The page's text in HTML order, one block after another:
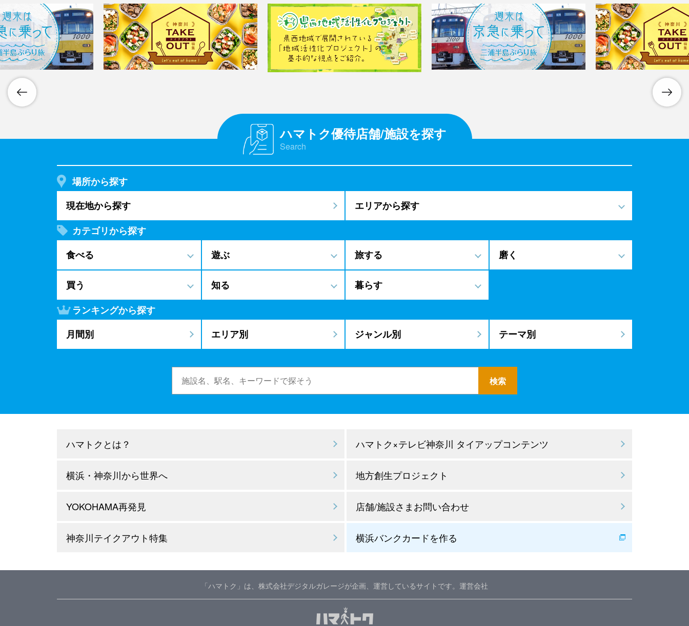
ハマトク優待店舗/施設を探す
Search
場所から探す
現在地から探す
エリアから探す
カテゴリから探す
食べる
遊ぶ 旅する 磨く
買う 知る
暮らす
ランキングから探す
月間別
エリア別 ジャンル別 テーマ別
ハマトクとは？ ハマトク×テレビ神奈川 タイアップコンテンツ
横浜・神奈川から世界へ 地方創生プロジェクト
YOKOHAMA再発見 店舗/施設さまお問い合わせ
神奈川テイクアウト特集 横浜バンクカードを作る
「ハマトク」は、株式会社デジタルガレージが企画、運営しているサイトです。 運営会社